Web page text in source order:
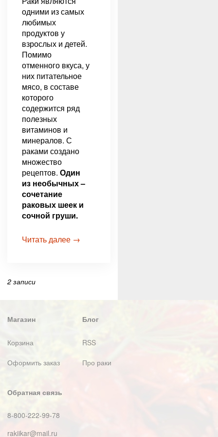
одними из самых
любимых
продуктов у
взрослых и детей.
Помимо
отменного вкуса, у
них питательное
мясо, в составе
которого
содержится ряд
полезных
витаминов и
минералов. С
раками создано
множество
рецептов. Один
из необычных –
сочетание
раковых шеек и
сочной груши.
Читать далее →
2 записи
Магазин
Корзина
Оформить заказ
Блог
RSS
Про раки
Обратная связь
8-800-222-99-78
rakiikar@mail.ru